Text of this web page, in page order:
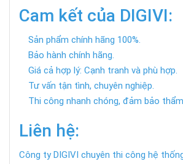
Cam kết của DIGIVI:
Sản phẩm chính hãng 100%.
Bảo hành chính hãng.
Giá cả hợp lý: Cạnh tranh và phù hợp.
Tư vấn tận tình, chuyên nghiệp.
Thi công nhanh chóng, đảm bảo
Liên hệ:
Công ty DIGIVI chuyên thi công hệ